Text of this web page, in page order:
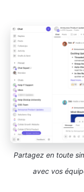
Partagez en toute
avec vos